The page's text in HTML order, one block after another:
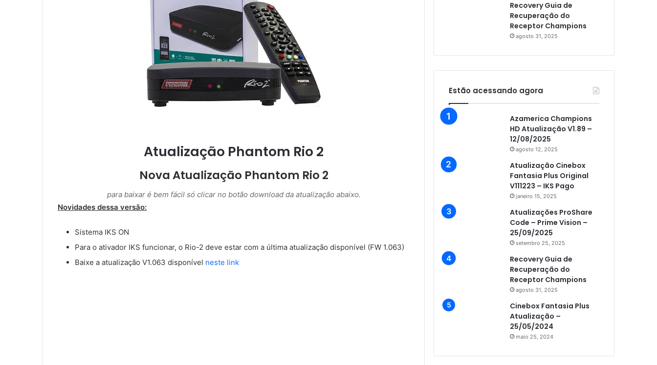
Atualização Phantom Rio 2
Nova Atualização Phantom Rio 2
para baixar é bem fácil só clicar no botão download da atualização abaixo.
Novidades dessa versão:
Sistema IKS ON
Para o ativador IKS funcionar, o Rio-2 deve estar com a última atualização disponível (FW 1.063)
Baixe a atualização V1.063 disponível neste link
Recovery Guia de
Recuperação do
Receptor Champions
agosto 31, 2025
Estão acessando agora
Azamerica Champions
HD Atualização V1.89 –
12/08/2025
agosto 12, 2025
Atualização Cinebox
Fantasia Plus Original
V111223 – IKS Pago
janeiro 15, 2025
Atualizações ProShare
Code – Prime Vision –
25/09/2025
setembro 25, 2025
Recovery Guia de
Recuperação do
Receptor Champions
agosto 31, 2025
Cinebox Fantasia Plus
Atualização –
25/05/2024
maio 25, 2024